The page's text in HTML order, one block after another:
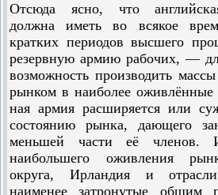
Отсюда ясно, что
должна иметь во всякое
кратких периодов высшего
резервную армию рабочих, —
возможность производить
рынком в наиболее
ная армия расширяется или
состоянию рынка, дающего
меньшей части её
наибольшего оживления
округа, Ирландия и
наименее затронутые общим